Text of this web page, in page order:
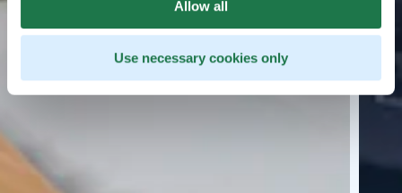
Allow all
Use necessary cookies only